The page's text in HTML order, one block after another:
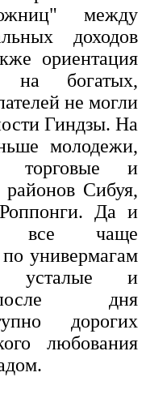
между
доходов
ориентация
на богатых,
не могли
Гиндзы. На
молодежи,
торговые и
районов Сибуя,
Да и
все чаще
универмагам
усталые и
после дня
дорогих
любования